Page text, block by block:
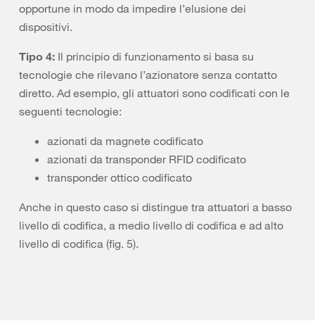
opportune in modo da impedire l’elusione dei
dispositivi.
Tipo 4: Il principio di funzionamento si basa su
tecnologie che rilevano l’azionatore senza contatto
diretto. Ad esempio, gli attuatori sono codificati con le
seguenti tecnologie:
azionati da magnete codificato
azionati da transponder RFID codificato
transponder ottico codificato
Anche in questo caso si distingue tra attuatori a basso
livello di codifica, a medio livello di codifica e ad alto
livello di codifica (fig. 5).